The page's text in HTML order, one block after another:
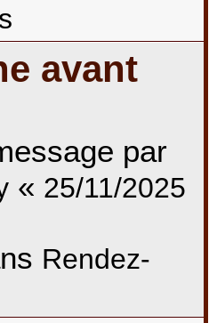
avant
par
« 25/11/2025
Rendez-